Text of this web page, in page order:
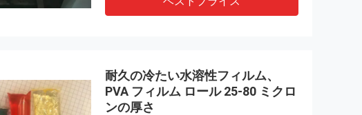
耐久の冷たい水溶性フィルム、
PVA フィルム ロール 25-80 ミクロ
ンの厚さ